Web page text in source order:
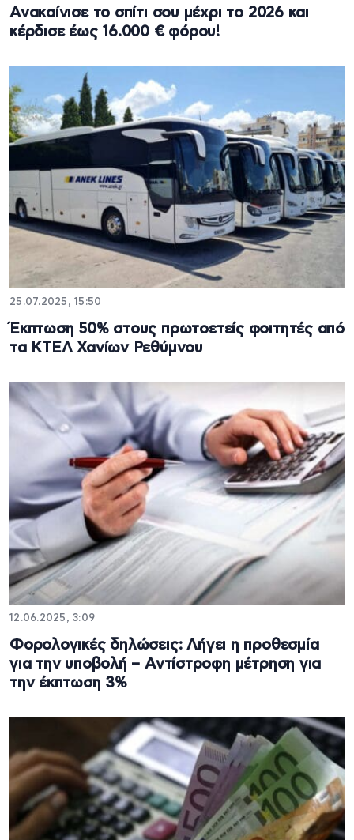
Ανακαίνισε το σπίτι σου μέχρι το 2026 και
κέρδισε έως 16.000 € φόρου!
25.07.2025, 15:50
Έκπτωση 50% στους πρωτοετείς φοιτητές από
τα ΚΤΕΛ Χανίων Ρεθύμνου
12.06.2025, 3:09
Φορολογικές δηλώσεις: Λήγει η προθεσμία
για την υποβολή – Αντίστροφη μέτρηση για
την έκπτωση 3%